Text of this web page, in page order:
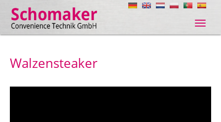
ein-/
Walzensteaker